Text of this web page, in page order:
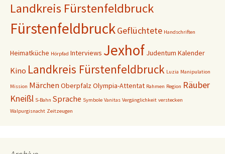
Landkreis Fürstenfeldbruck
FürstenfeldbruckGeflüchtete Handschriften
Heimatküche Hörpfad Interviews Jexhof Judentum Kalender
Kino Landkreis Fürstenfeldbruck Luzia Manipulation
Mission Märchen OberpfalzOlympia-Attentat Rahmen Region Räuber
Kneißl S-Bahn Sprache Symbole Vanitas Vergänglichkeit verstecken
Walpurgisnacht Zeitzeugen